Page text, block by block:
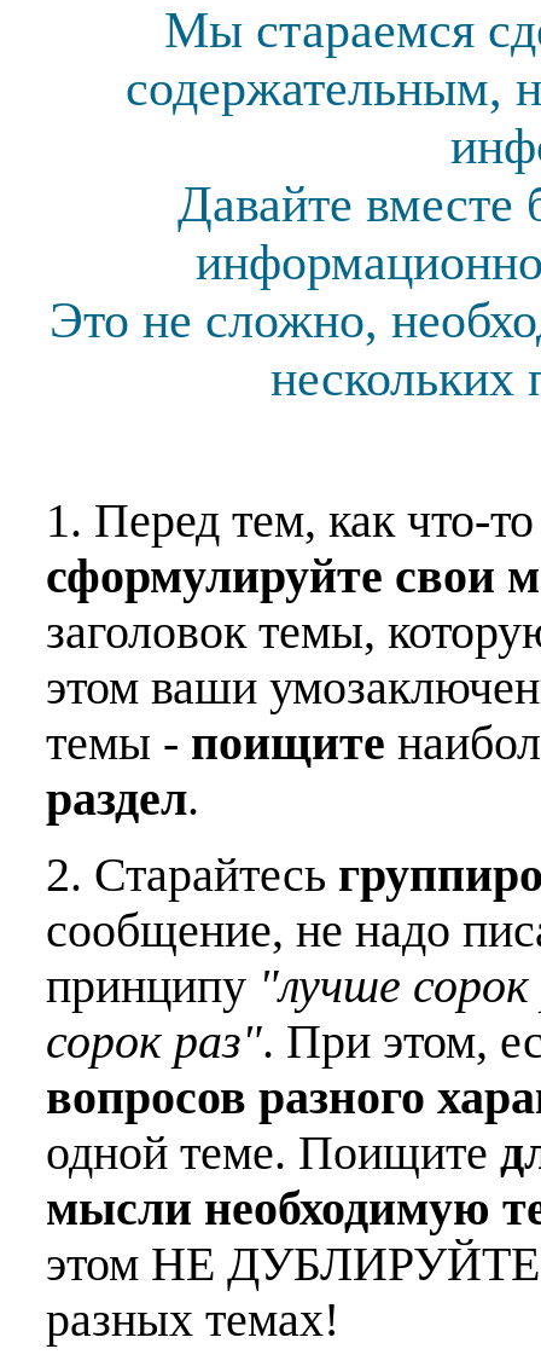
Мы стараемся
содержательным,
Давайте вместе
Это не сложно,
нескольких
1. Перед тем, как что-
сформулируйте свои
заголовок темы,
этом ваши
темы - поищите
раздел.
2. Старайтесь
сообщение, не надо
принципу "лучше
сорок раз". При этом,
вопросов разного
одной теме. Поищите
мысли необходимую
этом НЕ ДУБЛИРУЙТЕ
разных темах!